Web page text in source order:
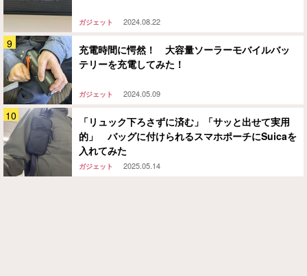
ガジェット 2024.08.22
充電時間に愕然！ 大容量ソーラーモバイルバッ
テリーを充電してみた！
ガジェット 2024.05.09
「リュック下ろさずに済む」「サッと出せて実用
的」 バッグに付けられるスマホポーチにSuicaを
入れてみた
ガジェット 2025.05.14